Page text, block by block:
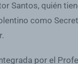
Santos, quién
como
por el